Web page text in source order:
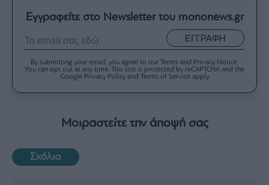
Εγγραφείτε στο Newsletter του mononews.gr
ΕΓΓΡΑΦΗ
By submitting your email, you agree to our Terms and Privacy Notice.
You can opt out at any time. This site is protected by reCAPTCHA and the
Google Privacy Policy and Terms of Service apply.
Μοιραστείτε την άποψή σας
Σχόλια